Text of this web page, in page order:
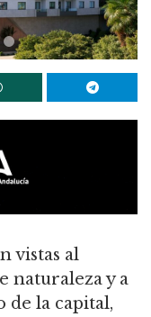
vistas al
naturaleza y a
de la capital,